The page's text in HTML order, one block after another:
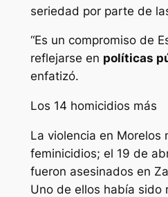
seriedad por parte de
“Es un compromiso de
reflejarse en políticas
enfatizó.
Los 14 homicidios más
La violencia en Morelos
feminicidios; el 19 de
fueron asesinados en
Uno de ellos había sido